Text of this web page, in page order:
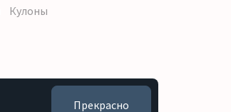
Кулоны
Прекрасно